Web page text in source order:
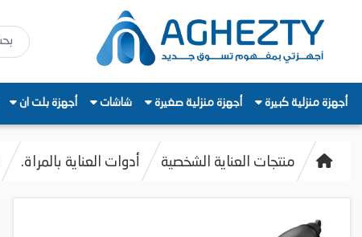
أجهزة منزلية كبيرة أجهزة منزلية صغيرة شاشات أجهزة بلت ان
منتجات العناية الشخصية أدوات العناية بالمراة.